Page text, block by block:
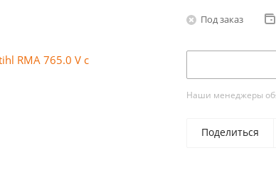
Под заказ
Наши менеджеры
Поделиться